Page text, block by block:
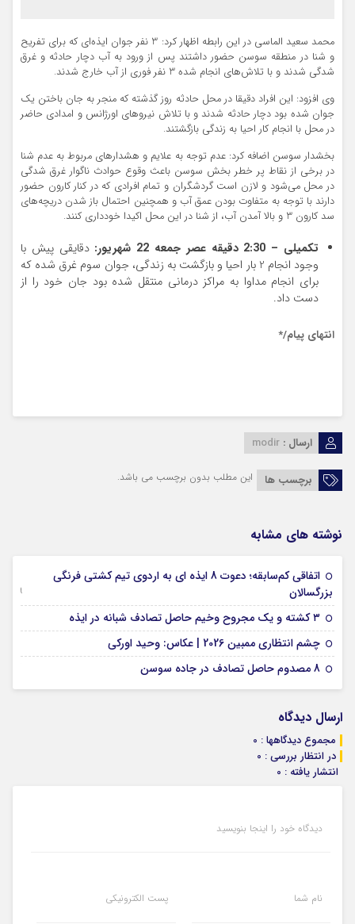
محمد سعید الماسی در این رابطه اظهار کرد: 3 نفر جوان ایذه‌ای که برای تفریح
و شنا در منطقه سوسن حضور داشتند پس از ورود به آب دچار حادثه و غرق
شدگی شدند و با تلاش‌های انجام شده 3 نفر فوری از آب خارج شدند.
وی افزود: این افراد دقیقا در محل حادثه روز گذشته که منجر به جان باختن یک
جوان شده بود دچار حادثه شدند و با تلاش نیروهای اورژانس و امدادی حاضر
در محل با انجام کار احیا به زندگی بازگشتند.
بخشدار سوسن اضافه کرد: عدم توجه به علایم و هشدارهای مربوط به عدم شنا
در برخی از نقاط پر خطر بخش سوسن باعث وقوع حوادث ناگوار غرق شدگی
در محل می‌شود و لازن است گردشگران و تمام افرادی که در کنار کارون حضور
دارند با توجه به متفاوت بودن عمق آب و همچنین احتمال باز شدن دریچه‌های
سد کارون 3 و بالا آمدن آب، از شنا در این محل اکیدا خودداری کنند.
تکمیلی – 2:30 دقیقه عصر جمعه 22 شهریور:
دقایقی پیش با
وجود انجام 2 بار احیا و بازگشت به زندگی، جوان سوم غرق شده که
برای انجام مداوا به مراکز درمانی منتقل شده بود جان خود را از
دست داد.
انتهای پیام/*
ارسال : modir
برچسب ها این مطلب بدون برچسب می باشد.
نوشته های مشابه
اتفاقی کم‌سابقه؛ دعوت 8 ایذه ای به اردوی تیم کشتی فرنگی
بزرگسالان
09 جولای 2026
۳ کشته و یک مجروح وخیم حاصل تصادف شبانه در ایذه
چشم انتظاری ممبین 2026 | عکاس: وحید اورکی
8 مصدوم حاصل تصادف در جاده سوسن
ارسال دیدگاه
مجموع دیدگاهها : 0
در انتظار بررسی : 0
انتشار یافته : 0
دیدگاه خود را اینجا بنویسید
نام شما پست الکترونیکی